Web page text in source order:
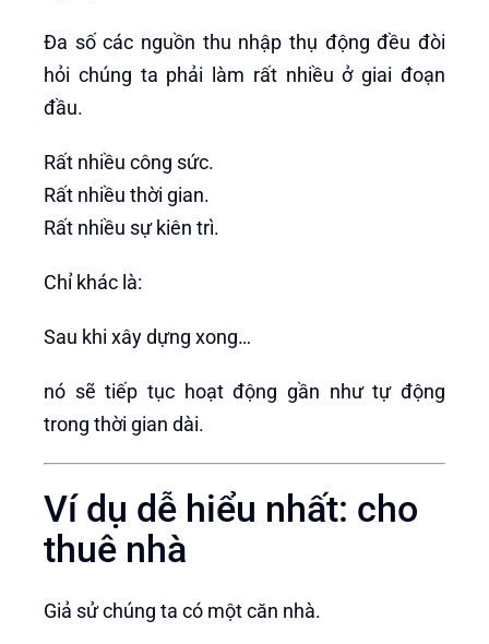
Đa số các nguồn thu nhập thụ động đều đòi
hỏi chúng ta phải làm rất nhiều ở giai đoạn
đầu.
Rất nhiều công sức.
Rất nhiều thời gian.
Rất nhiều sự kiên trì.
Chỉ khác là:
Sau khi xây dựng xong…
nó sẽ tiếp tục hoạt động gần như tự động
trong thời gian dài.
Ví dụ dễ hiểu nhất: cho
thuê nhà
Giả sử chúng ta có một căn nhà.